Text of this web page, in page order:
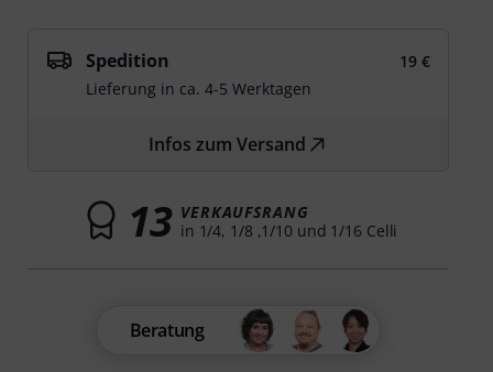
Spedition
19 €
Lieferung in ca. 4-5 Werktagen
Infos zum Versand
13 VERKAUFSRANG
in 1/4, 1/8 ,1/10 und 1/16 Celli
Beratung